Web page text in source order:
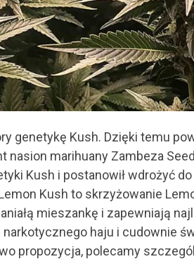
genetykę Kush. Dzięki temu
nasion marihuany Zambeza
Kush i postanowił wdrożyć
Kush to skrzyżowanie
mieszankę i zapewniają
haju i cudownie
propozycja, polecamy